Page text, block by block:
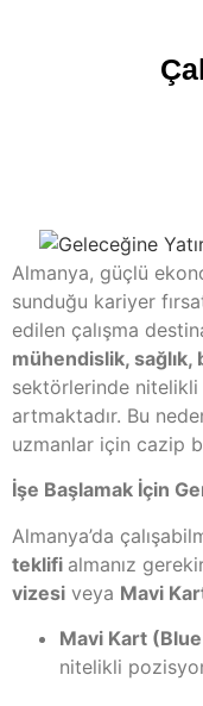
Almanya, güçlü
sunduğu kariyer
edilen çalışma
mühendislik,
sektörlerinde
artmaktadır. Bu
uzmanlar için cazip
İşe Başlamak İçin
Almanya’da
teklifi almanız
vizesi veya Mavi
Mavi Kart
nitelikli